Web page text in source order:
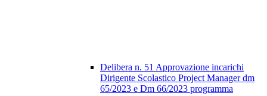
Delibera n. 51 Approvazione incarichi
Dirigente Scolastico Project Manager dm
65/2023 e Dm 66/2023 programma